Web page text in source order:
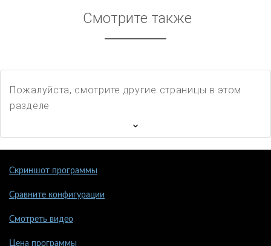
Смотрите также
Пожалуйста, смотрите другие страницы в этом
разделе
Скриншот программы
Сравните конфигурации
Смотреть видео
Цена программы